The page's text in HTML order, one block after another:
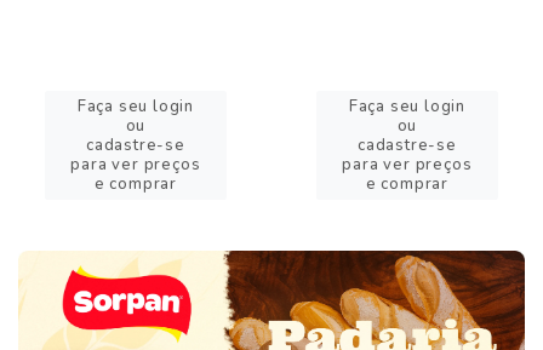
Faça seu login
ou
cadastre-se
para ver preços
e comprar
Faça seu login
ou
cadastre-se
para ver preços
e comprar